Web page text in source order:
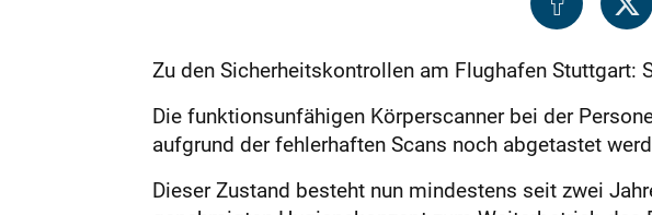
Zu den Sicherheitskontrollen am Flughafen
Die funktionsunfähigen Körperscanner bei der
aufgrund der fehlerhaften Scans noch abgetastet
Dieser Zustand besteht nun mindestens seit zwei